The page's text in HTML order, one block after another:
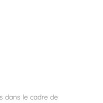
dans le cadre de